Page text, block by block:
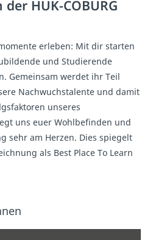
HUK-COBURG
erleben: Mit dir starten
und Studierende
Gemeinsam werdet ihr Teil
Nachwuchstalente und damit
unseres
uns euer Wohlbefinden und
sehr am Herzen. Dies spiegelt
als Best Place To Learn